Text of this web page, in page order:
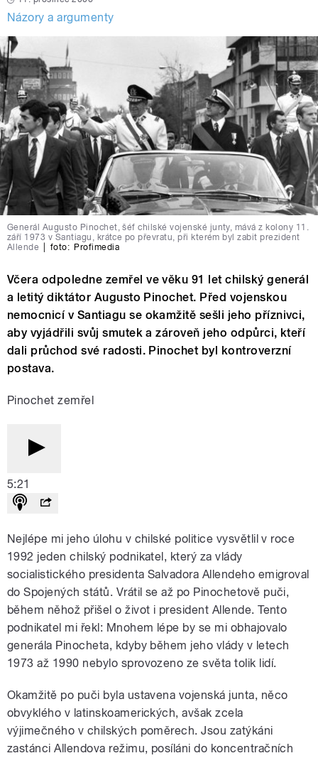
Názory a argumenty
Generál Augusto Pinochet, šéf chilské vojenské junty, mává z kolony 11.
září 1973 v Santiagu, krátce po převratu, při kterém byl zabit prezident
Allende
foto: Profimedia
Včera odpoledne zemřel ve věku 91 let chilský generál
a letitý diktátor Augusto Pinochet. Před vojenskou
nemocnicí v Santiagu se okamžitě sešli jeho příznivci,
aby vyjádřili svůj smutek a zároveň jeho odpůrci, kteří
dali průchod své radosti. Pinochet byl kontroverzní
postava.
Pinochet zemřel
5:21
Nejlépe mi jeho úlohu v chilské politice vysvětlil v roce
1992 jeden chilský podnikatel, který za vlády
socialistického presidenta Salvadora Allendeho emigroval
do Spojených států. Vrátil se až po Pinochetově puči,
během něhož přišel o život i president Allende. Tento
podnikatel mi řekl: Mnohem lépe by se mi obhajovalo
generála Pinocheta, kdyby během jeho vlády v letech
1973 až 1990 nebylo sprovozeno ze světa tolik lidí.
Okamžitě po puči byla ustavena vojenská junta, něco
obvyklého v latinskoamerických, avšak zcela
výjimečného v chilských poměrech. Jsou zatýkáni
zastánci Allendova režimu, posíláni do koncentračních